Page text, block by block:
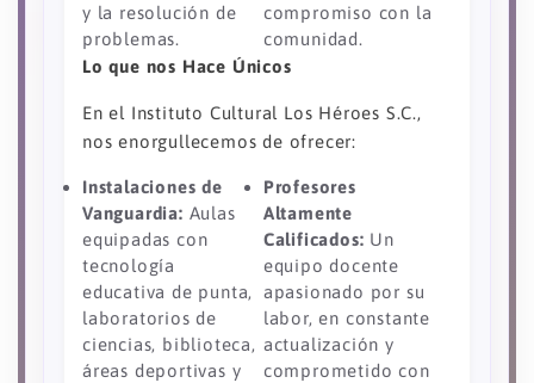
y la resolución de
problemas.
compromiso con la
comunidad.
Lo que nos Hace Únicos
En el Instituto Cultural Los Héroes S.C.,
nos enorgullecemos de ofrecer:
Instalaciones de
Vanguardia: Aulas
equipadas con
tecnología
educativa de punta,
laboratorios de
ciencias, biblioteca,
áreas deportivas y
Profesores
Altamente
Calificados: Un
equipo docente
apasionado por su
labor, en constante
actualización y
comprometido con